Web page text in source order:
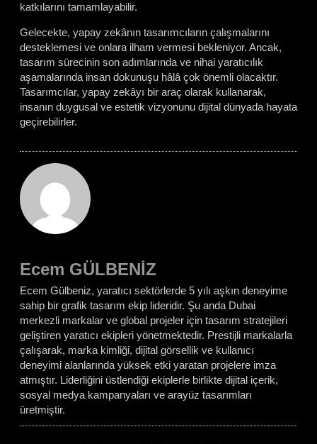
katkılarını tamamlayabilir.
Gelecekte, yapay zekânın tasarımcıların çalışmalarını
desteklemesi ve onlara ilham vermesi bekleniyor. Ancak,
tasarım sürecinin son adımlarında ve nihai yaratıcılık
aşamalarında insan dokunuşu hâlâ çok önemli olacaktır.
Tasarımcılar, yapay zekâyı bir araç olarak kullanarak,
insanın duygusal ve estetik vizyonunu dijital dünyada hayata
geçirebilirler.
Ecem GÜLBENİZ
Ecem Gülbeniz, yaratıcı sektörlerde 5 yılı aşkın deneyime
sahip bir grafik tasarım ekip lideridir. Şu anda Dubai
merkezli markalar ve global projeler için tasarım stratejileri
geliştiren yaratıcı ekipleri yönetmektedir. Prestijli markalarla
çalışarak, marka kimliği, dijital görsellik ve kullanıcı
deneyimi alanlarında yüksek etki yaratan projelere imza
atmıştır. Liderliğini üstlendiği ekiplerle birlikte dijital içerik,
sosyal medya kampanyaları ve arayüz tasarımları
üretmiştir.